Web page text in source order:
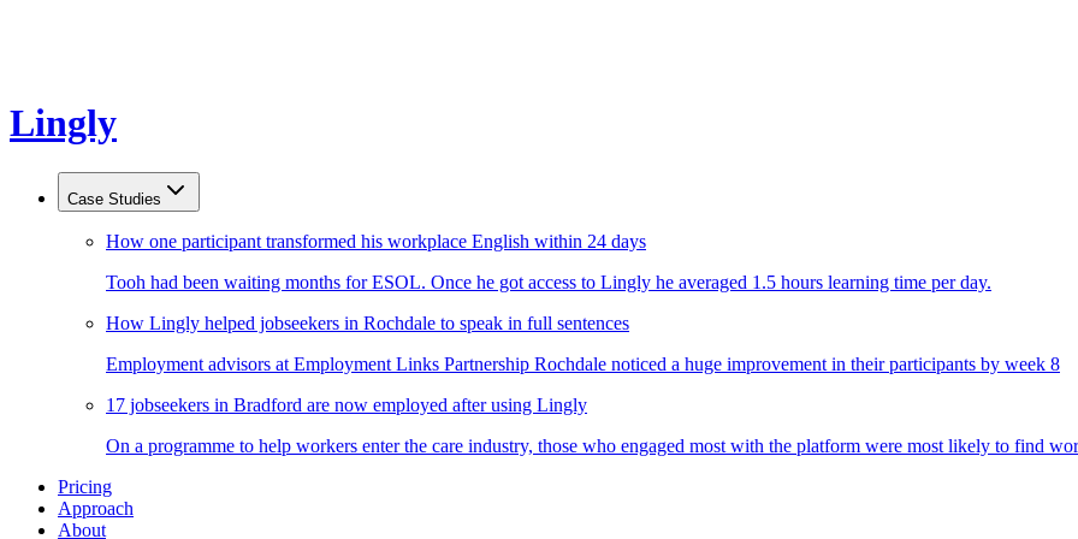
Lingly
Case Studies
How one participant transformed his workplace English within 24 days
Tooh had been waiting months for ESOL. Once he got access to Lingly he averaged 1.5 hours learning time per day.
How Lingly helped jobseekers in Rochdale to speak in full sentences
Employment advisors at Employment Links Partnership Rochdale noticed a huge improvement in their participants by week 8
17 jobseekers in Bradford are now employed after using Lingly
On a programme to help workers enter the care industry, those who engaged most with the platform were most likely to find
Pricing
Approach
About